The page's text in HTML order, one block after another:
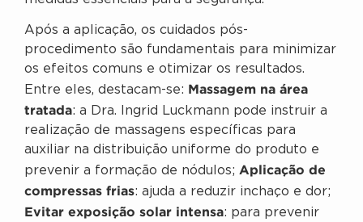
Após a aplicação, os cuidados pós-
procedimento são fundamentais para minimizar
os efeitos comuns e otimizar os resultados.
Entre eles, destacam-se: Massagem na área
tratada: a Dra. Ingrid Luckmann pode instruir a
realização de massagens específicas para
auxiliar na distribuição uniforme do produto e
prevenir a formação de nódulos; Aplicação de
compressas frias: ajuda a reduzir inchaço e dor;
Evitar exposição solar intensa: para prevenir